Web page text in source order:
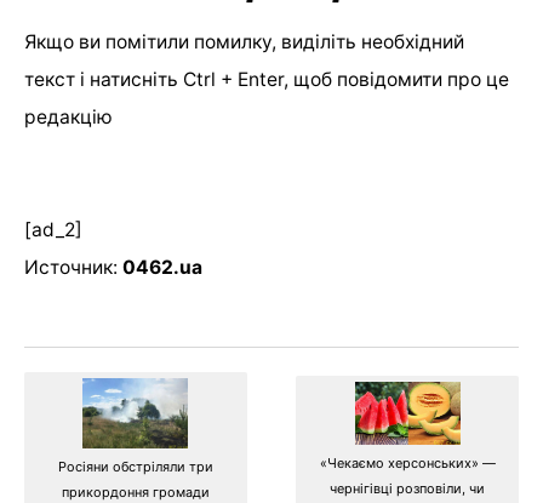
Якщо ви помітили помилку, виділіть необхідний
текст і натисніть Ctrl + Enter, щоб повідомити про це
редакцію
[ad_2]
Источник: 0462.ua
Росіяни обстріляли три
прикордоння громади
«Чекаємо херсонських» —
чернігівці розповіли, чи